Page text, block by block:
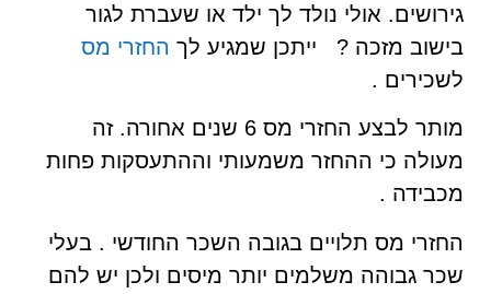
גירושים. אולי נולד לך ילד או שעברת לגור
בישוב מזכה ? ייתכן שמגיע לך החזרי מס
לשכירים .
מותר לבצע החזרי מס 6 שנים אחורה. זה
מעולה כי ההחזר משמעותי וההתעסקות פחות
מכבידה .
החזרי מס תלויים בגובה השכר החודשי . בעלי
שכר גבוהה משלמים יותר מיסים ולכן יש להם